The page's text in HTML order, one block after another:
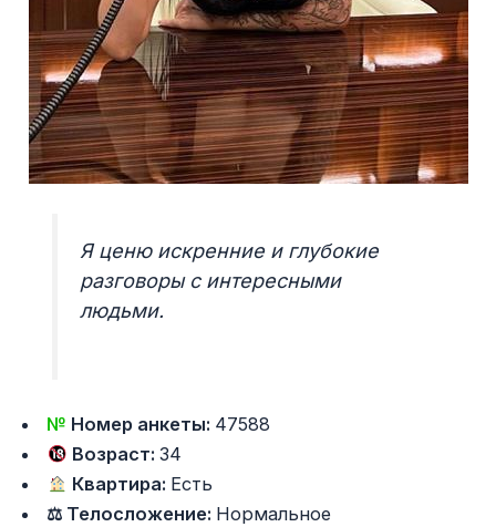
Я ценю искренние и глубокие
разговоры с интересными
людьми.
№ Номер анкеты: 47588
Возраст:34
Квартира: Есть
⚖ Телосложение: Нормальное